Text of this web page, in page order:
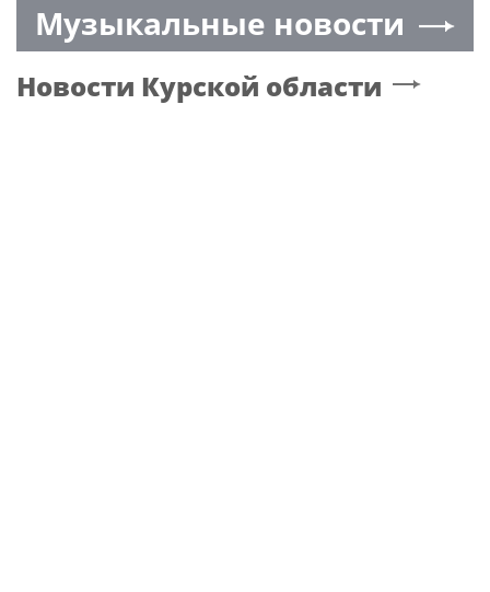
Музыкальные новости
Новости Курской области